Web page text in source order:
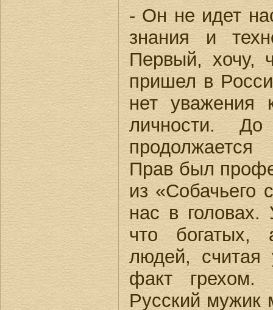
- Он не идет
знания и
Первый, хочу,
пришел в
нет уважения
личности.
Прав был
из «Собачьего
нас в
что
людей, считая
факт грехом.
Русский мужик